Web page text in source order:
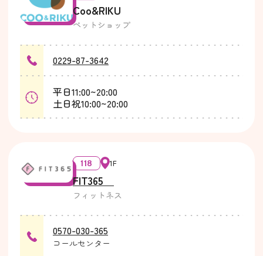
Coo&RIKU
ペットショップ
0229-87-3642
平日11:00~20:00
土日祝10:00~20:00
118 1F
FIT365
フィットネス
0570-030-365
コールセンター